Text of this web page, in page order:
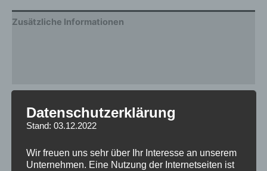
Zusätzliche Informationen
Breite
Design CVR8
Datenschutzerklärung
Stand: 03.12.2022
Wir freuen uns sehr über Ihr Interesse an unserem
Unternehmen. Eine Nutzung der Internetseiten ist